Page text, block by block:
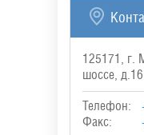
125171, г.
шоссе,
Телефон:
Факс: